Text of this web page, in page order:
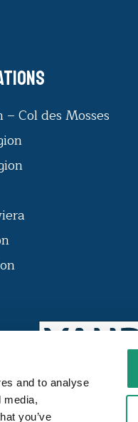
and to analyse
media,
you’ve
Col des Mosses